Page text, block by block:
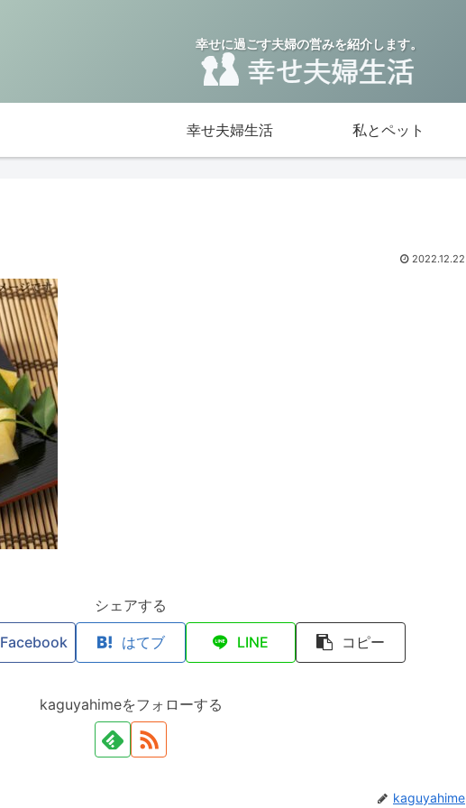
幸せに過ごす夫婦の営みを紹介します。
幸せ夫婦生活 私とペット
2022.12.22
シェアする
Facebook はてブ LINE コピー
kaguyahimeをフォローする
kaguyahime